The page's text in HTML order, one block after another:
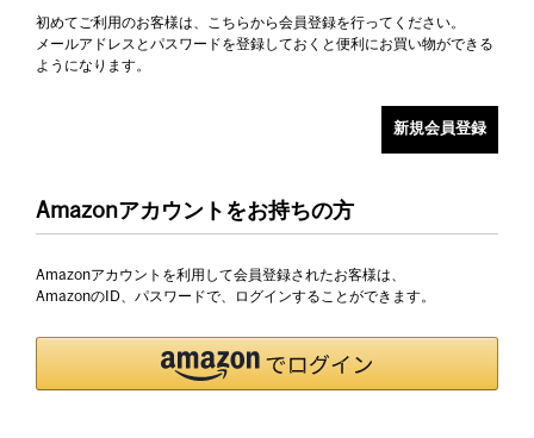
初めてご利用のお客様は、こちらから会員登録を行ってください。
メールアドレスとパスワードを登録しておくと便利にお買い物ができる
ようになります。
Amazonアカウントをお持ちの方
Amazonアカウントを利用して会員登録されたお客様は、
AmazonのID、パスワードで、ログインすることができます。